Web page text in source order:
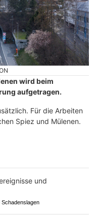
wird beim
aufgetragen.
Für die Arbeiten
Spiez und Mülenen.
Schadenslagen